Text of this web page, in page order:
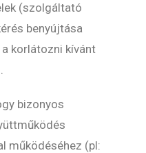
(szolgáltató
benyújtása
korlátozni kívánt
bizonyos
működéséhez (pl: